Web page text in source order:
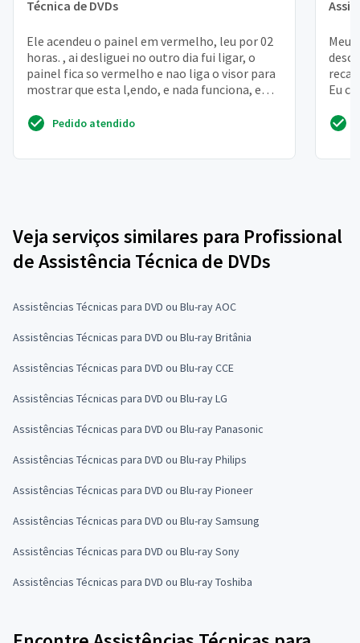
Técnica de DVDs
Ele acendeu o painel em vermelho, leu por 02
horas. , ai desliguei no outro dia fui ligar, o
painel fica so vermelho e nao liga o visor para
mostrar que esta l,endo, e nada funciona, e
Pedido atendido
Meu
Eu
Veja serviços similares para Profissional
de Assistência Técnica de DVDs
Assistências Técnicas para DVD ou Blu-ray AOC
Assistências Técnicas para DVD ou Blu-ray Britânia
Assistências Técnicas para DVD ou Blu-ray CCE
Assistências Técnicas para DVD ou Blu-ray LG
Assistências Técnicas para DVD ou Blu-ray Panasonic
Assistências Técnicas para DVD ou Blu-ray Philips
Assistências Técnicas para DVD ou Blu-ray Pioneer
Assistências Técnicas para DVD ou Blu-ray Samsung
Assistências Técnicas para DVD ou Blu-ray Sony
Assistências Técnicas para DVD ou Blu-ray Toshiba